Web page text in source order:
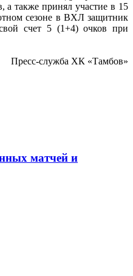
а также принял участие в 15
сезоне в ВХЛ защитник
счет 5 (1+4) очков при
Пресс-служба ХК «Тамбов»
матчей и